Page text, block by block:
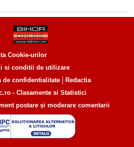
Cookie-urilor
si conditii de utilizare
de confidentialitate
Redactia
postare și moderare comentarii